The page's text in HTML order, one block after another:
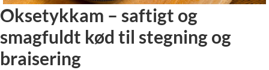
Oksetykkam – saftigt og
smagfuldt kød til stegning og
braisering